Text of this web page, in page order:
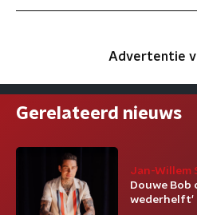
Advertentie
Gerelateerd nieuws
Jan-Willem
Douwe Bob
wederhelft'